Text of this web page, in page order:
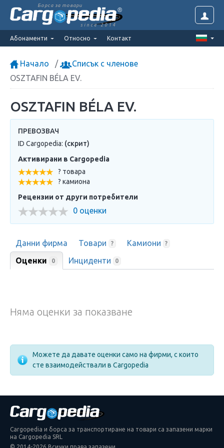
Борса за товари
since 2014
Абонаменти Относно Контакт
Начало
Списък с членове
OSZTAFIN BÉLA EV.
OSZTAFIN BÉLA EV.
ПРЕВОЗВАЧ
ID Cargopedia: (скрит)
Активирани в Cargopedia
? товара
? камиона
Рецензии от други потребители
0 оценки
Данни фирма Товари ? Камиони ?
Оценки 0 Инциденти 0
Няма оценки за показване
Можете да давате оценки само на фирми, с които
сте взаимодействали в Cargopedia
Cargopedia и борса за транспортиране на товари са запазени марки
на Cargopedia SRL